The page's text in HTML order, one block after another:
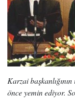
Karzai
önce yemin ediyor.